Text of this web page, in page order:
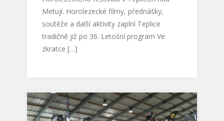
Metují. Horolezecké filmy, přednášky,
soutěže a další aktivity zaplní Teplice
tradičně již po 36. Letošní program Ve
zkratce […]